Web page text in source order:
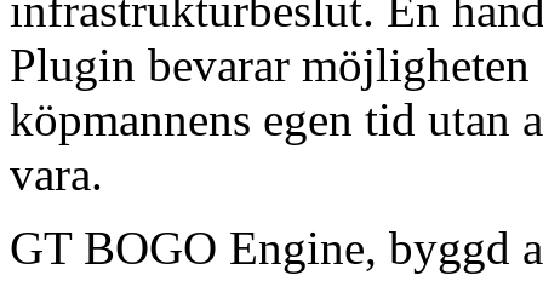
Plugin bevarar
köpmannens egen tid utan
vara.
GT BOGO Engine, byggd